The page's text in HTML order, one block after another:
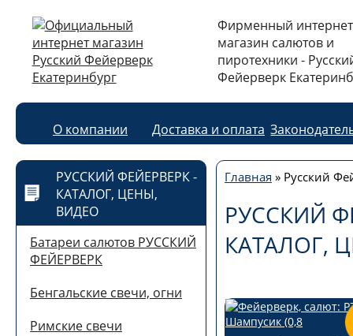
Фирменный интернет
магазин салютов и
пиротехники -
Фейерверк
О компании Доставка и оплата
РУССКИЙ ФЕЙЕРВЕРК -
КАТАЛОГ, ЦЕНЫ,
ВИДЕО
Батареи салютов РУССКИЙ
ФЕЙЕРВЕРК
Бенгальские свечи, огни
Римские свечи
Главная » Русский
РУССКИЙ
КАТАЛОГ,